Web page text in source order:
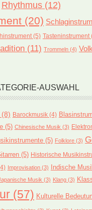
Rhythmus(12)
(20)
(5) Tasteninstrument
(11) Trommeln(4)
AUSWAHL
Barockmusik(4)
(5) Chinesische Musik (3)
(5) Folklore(3)
(5) Historische
Improvisation(3) Indische
Musik (3) Klang(3)
(57) Kulturelle